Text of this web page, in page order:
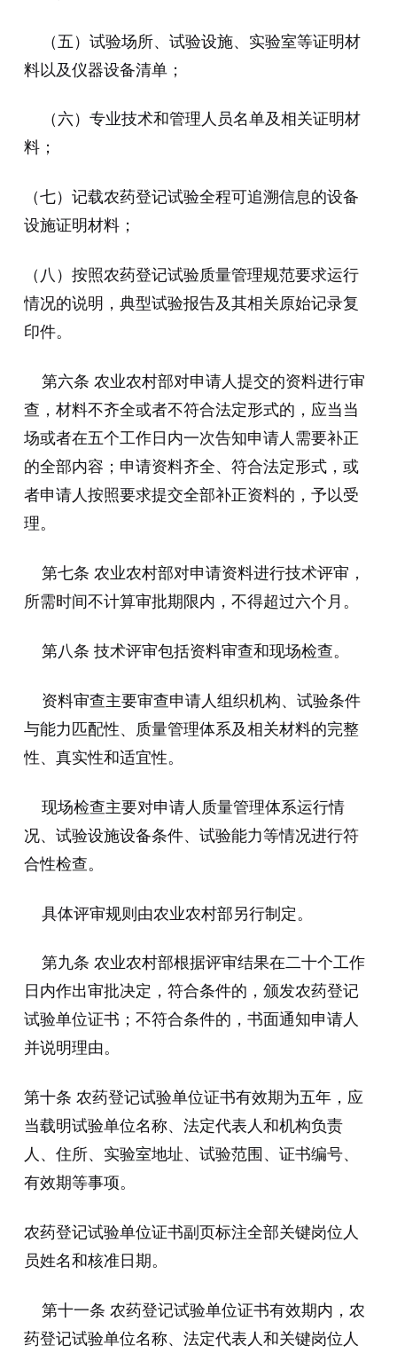
（五）试验场所、试验设施、实验室等证明材
料以及仪器设备清单；
（六）专业技术和管理人员名单及相关证明材
料；
（七）记载农药登记试验全程可追溯信息的设备
设施证明材料；
（八）按照农药登记试验质量管理规范要求运行
情况的说明，典型试验报告及其相关原始记录复
印件。
第六条 农业农村部对申请人提交的资料进行审
查，材料不齐全或者不符合法定形式的，应当当
场或者在五个工作日内一次告知申请人需要补正
的全部内容；申请资料齐全、符合法定形式，或
者申请人按照要求提交全部补正资料的，予以受
理。
第七条 农业农村部对申请资料进行技术评审，
所需时间不计算审批期限内，不得超过六个月。
第八条 技术评审包括资料审查和现场检查。
资料审查主要审查申请人组织机构、试验条件
与能力匹配性、质量管理体系及相关材料的完整
性、真实性和适宜性。
现场检查主要对申请人质量管理体系运行情
况、试验设施设备条件、试验能力等情况进行符
合性检查。
具体评审规则由农业农村部另行制定。
第九条 农业农村部根据评审结果在二十个工作
日内作出审批决定，符合条件的，颁发农药登记
试验单位证书；不符合条件的，书面通知申请人
并说明理由。
第十条 农药登记试验单位证书有效期为五年，应
当载明试验单位名称、法定代表人和机构负责
人、住所、实验室地址、试验范围、证书编号、
有效期等事项。
农药登记试验单位证书副页标注全部关键岗位人
员姓名和核准日期。
第十一条 农药登记试验单位证书有效期内，农
药登记试验单位名称、法定代表人和关键岗位人